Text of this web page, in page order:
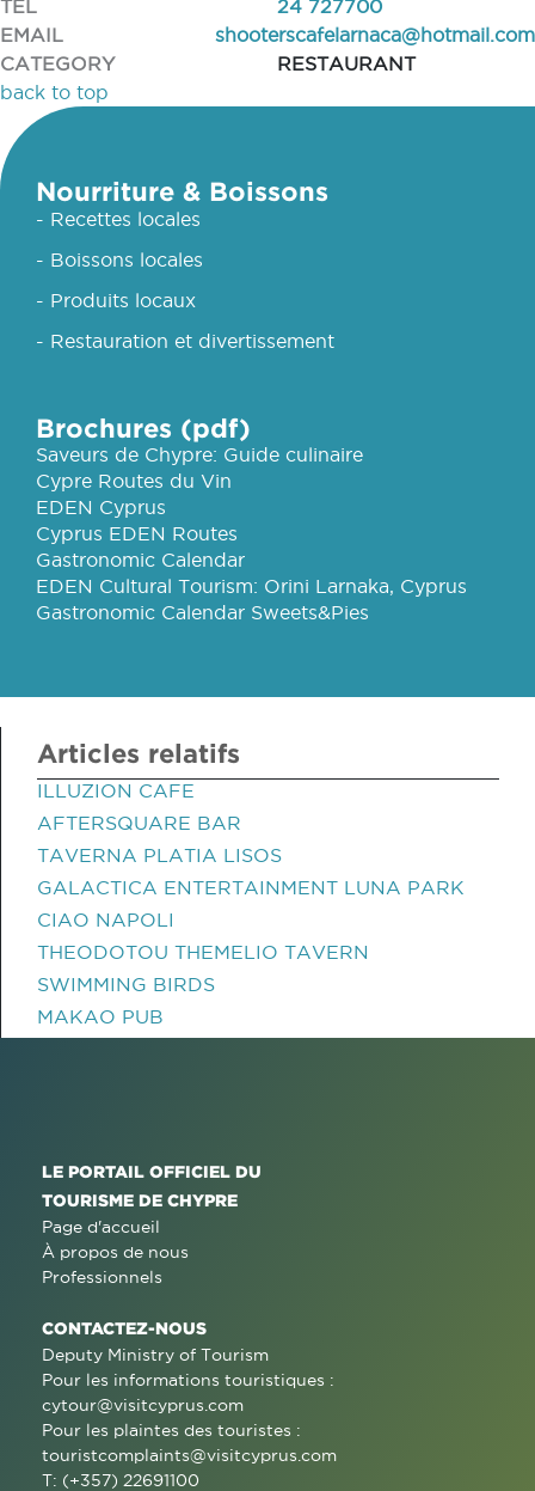
TEL
24 727700
EMAIL
shooterscafelarnaca@hotmail.com
CATEGORY
RESTAURANT
back to top
Nourriture & Boissons
- Recettes locales
- Boissons locales
- Produits locaux
- Restauration et divertissement
Brochures (pdf)
Saveurs de Chypre: Guide culinaire
Cypre Routes du Vin
EDEN Cyprus
Cyprus EDEN Routes
Gastronomic Calendar
EDEN Cultural Tourism: Orini Larnaka, Cyprus
Gastronomic Calendar Sweets&Pies
Articles relatifs
ILLUZION CAFE
AFTERSQUARE BAR
TAVERNA PLATIA LISOS
GALACTICA ENTERTAINMENT LUNA PARK
CIAO NAPOLI
THEODOTOU THEMELIO TAVERN
SWIMMING BIRDS
MAKAO PUB
LE PORTAIL OFFICIEL DU
TOURISME DE CHYPRE
Page d'accueil
À propos de nous
Professionnels
CONTACTEZ-NOUS
Deputy Ministry of Tourism
Pour les informations touristiques :
cytour@visitcyprus.com
Pour les plaintes des touristes :
touristcomplaints@visitcyprus.com
T: (+357) 22691100